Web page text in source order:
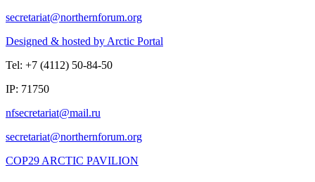
Designed & hosted by Arctic Portal
Tel: +7 (4112) 50-84-50
IP: 71750
COP29 ARCTIC PAVILION